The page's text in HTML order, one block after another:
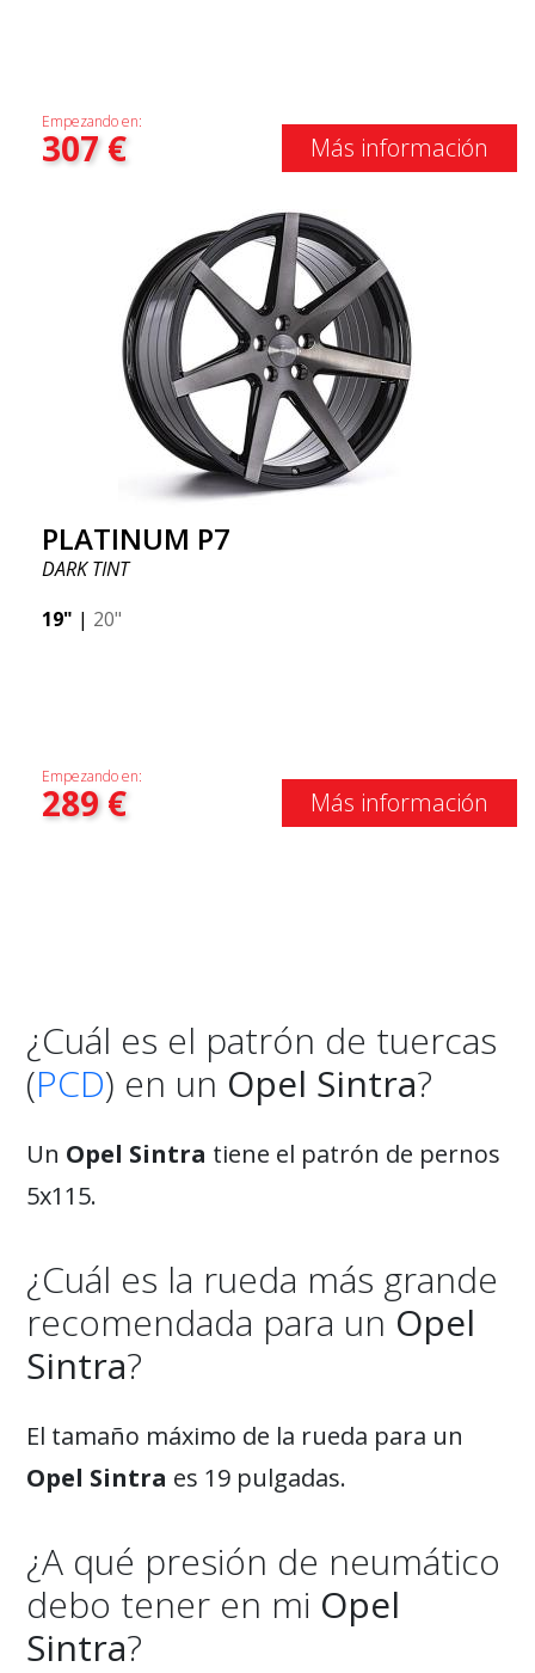
Empezando en:
307€ Más información
PLATINUM P7
DARK TINT
19" | 20"
Empezando en:
289€ Más información
¿Cuál es el patrón de tuercas
(PCD) en un Opel Sintra?
Un Opel Sintra tiene el patrón de pernos
5x115.
¿Cuál es la rueda más grande
recomendada para un Opel
Sintra?
El tamaño máximo de la rueda para un
Opel Sintra es 19 pulgadas.
¿A qué presión de neumático
debo tener en mi Opel
Sintra?